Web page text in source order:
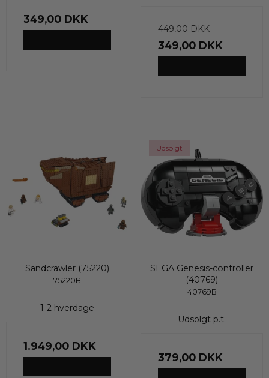
349,00 DKK
449,00 DKK
349,00 DKK
Sandcrawler (75220)
75220B
1-2 hverdage
1.949,00 DKK
Udsolgt
SEGA Genesis-controller
(40769)
40769B
Udsolgt p.t.
379,00 DKK